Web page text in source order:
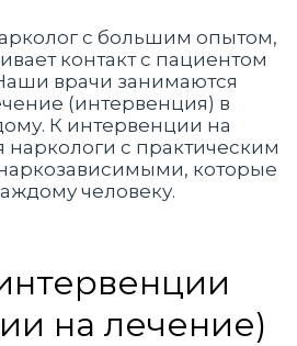
с большим опытом,
контакт с пациентом
врачи занимаются
(интервенция) в
К интервенции на
наркологи с практическим
которые
человеку.
на лечение)